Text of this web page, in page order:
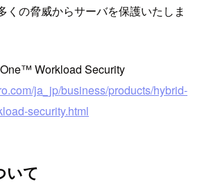
くの脅威からサーバを保護いたしま
Workload Security
ja_jp/business/products/hybrid-
security.html
いて